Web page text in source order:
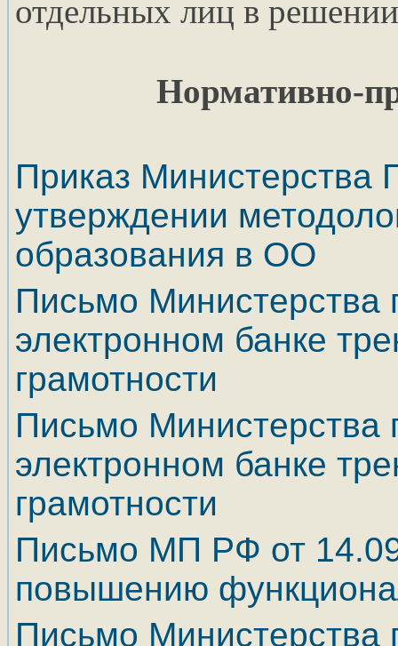
отдельных лиц в
Нормативно-
Приказ
утверждении
образования в ОО
Письмо
электронном банке
грамотности
Письмо
электронном банке
грамотности
Письмо МП РФ от
повышению
Письмо